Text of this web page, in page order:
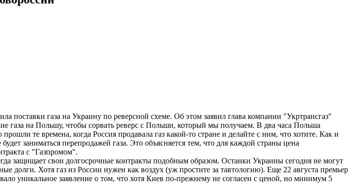
поставки газа на Украину по реверсной схеме. Об этом заявил глава компании "Укртрансгаз"
газа на Польшу, чтобы сорвать реверс с Польши, который мы получаем. В два часа Польша
те времена, когда Россия продавала газ какой-то стране и делайте с ним, что хотите. Как и
заниматься перепродажей газа. Это объясняется тем, что для каждой страны цена
с "Газпромом".
защищает свои долгосрочные контракты подобным образом. Останки Украины сегодня не могут
долги. Хотя газ из России нужен как воздух (уж простите за тавтологию). Еще 22 августа премьер
уникальное заявление о том, что хотя Киев по-прежнему не согласен с ценой, но минимум 5